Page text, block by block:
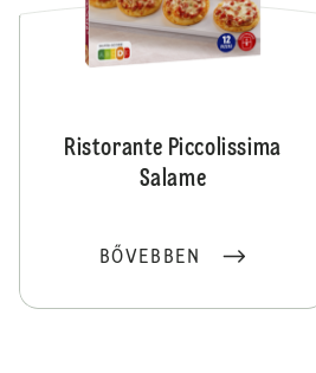
Ristorante Piccolissima
Salame
BŐVEBBEN